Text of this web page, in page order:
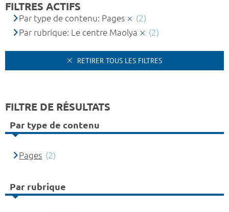
FILTRES ACTIFS
Par type de contenu: Pages
(2)
Par rubrique: Le centre Maolya
(2)
RETIRER TOUS LES FILTRES
FILTRE DE RÉSULTATS
Par type de contenu
Pages (2)
Par rubrique